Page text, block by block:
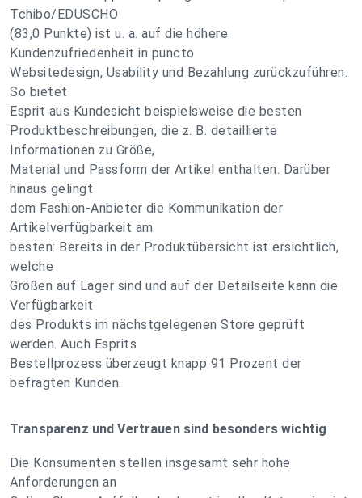
Tchibo/EDUSCHO
(83,0 Punkte) ist u. a. auf die höhere
Kundenzufriedenheit in puncto
Websitedesign, Usability und Bezahlung zurückzuführen.
So bietet
Esprit aus Kundesicht beispielsweise die besten
Produktbeschreibungen, die z. B. detaillierte
Informationen zu Größe,
Material und Passform der Artikel enthalten. Darüber
hinaus gelingt
dem Fashion-Anbieter die Kommunikation der
Artikelverfügbarkeit am
besten: Bereits in der Produktübersicht ist ersichtlich,
welche
Größen auf Lager sind und auf der Detailseite kann die
Verfügbarkeit
des Produkts im nächstgelegenen Store geprüft
werden. Auch Esprits
Bestellprozess überzeugt knapp 91 Prozent der
befragten Kunden.
Transparenz und Vertrauen sind besonders wichtig
Die Konsumenten stellen insgesamt sehr hohe
Anforderungen an